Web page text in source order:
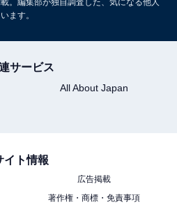
。編集部が独自調査した、気になる他人
ます。
サービス
All About Japan
イト情報
広告掲載
著作権・商標・免責事項